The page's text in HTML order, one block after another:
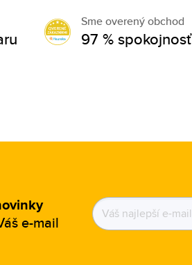
Sme overený obchod
97 % spokojnosť
e-mail